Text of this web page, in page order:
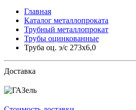
Главная
Каталог металлопроката
Трубный металлопрокат
Трубы оцинкованные
Труба оц. э/с 273х6,0
Доставка